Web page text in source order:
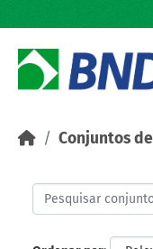
Conjuntos